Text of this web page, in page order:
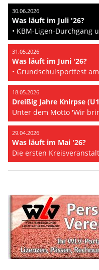
30.06.2026
Was läuft im Juli '26?
31.05.2026
Was läuft im Juni '26?
18.05.2026
29.04.2026
Was läuft im Mai '26?